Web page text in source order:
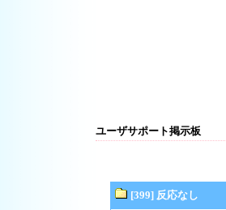
ユーザサポート掲示板
[399] 反応なし